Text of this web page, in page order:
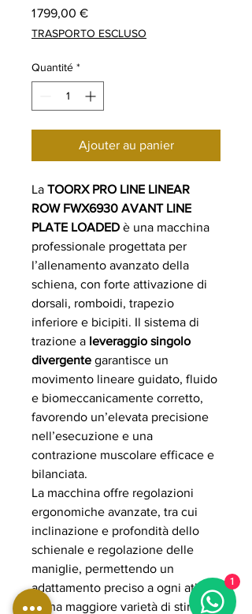
1 799,00 €Prix
TRASPORTO ESCLUSO
Quantité *
Ajouter au panier
La TOORX PRO LINE LINEAR
ROW FWX6930 AVANT LINE
PLATE LOADED è una macchina
professionale progettata per
l’allenamento avanzato della
schiena, con forte attivazione di
dorsali, romboidi, trapezio
inferiore e bicipiti. Il sistema di
trazione a leveraggio singolo
divergente garantisce un
movimento lineare guidato, fluido
e biomeccanicamente corretto,
favorendo un’elevata precisione
nell’esecuzione e una
contrazione muscolare efficace e
bilanciata.
La macchina offre regolazioni
ergonomiche avanzate, tra cui
inclinazione e profondità dello
schienale e regolazione delle
maniglie, permettendo un
adattamento preciso a ogni atleta
e una maggiore varietà di stimoli
1